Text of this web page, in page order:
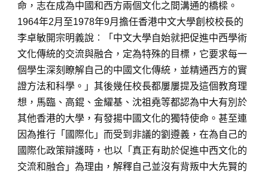
命，志在成為中國和西方兩個文化之間溝通的橋樑。
1964年2月至1978年9月擔任香港中文大學創校校長的
李卓敏開宗明義說︰「中文大學自始就把促進中西學術
文化傳統的交流與融合，定為特殊的目標，它要求每一
個學生深刻瞭解自己的中國文化傳統，並精通西方的實
證方法和科學。」其後幾任校長都屢屢提及這個教育理
想，馬臨、高錕、金耀基、沈祖堯等都認為中大有別於
其他香港的大學，有發揚中國文化的獨特使命。甚至連
因為推行「國際化」而受到非議的劉遵義，在為自己的
國際化政策辯護時，也以「真正有助於促進中西文化的
交流和融合」為理由，解釋自己並沒有背叛中大先賢的